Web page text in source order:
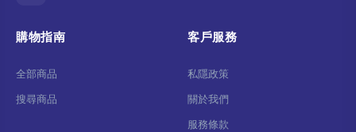
購物指南
全部商品
搜尋商品
客戶服務
私隱政策
關於我們
服務條款